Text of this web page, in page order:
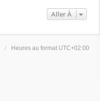
Aller À
Heures au format UTC+02:00